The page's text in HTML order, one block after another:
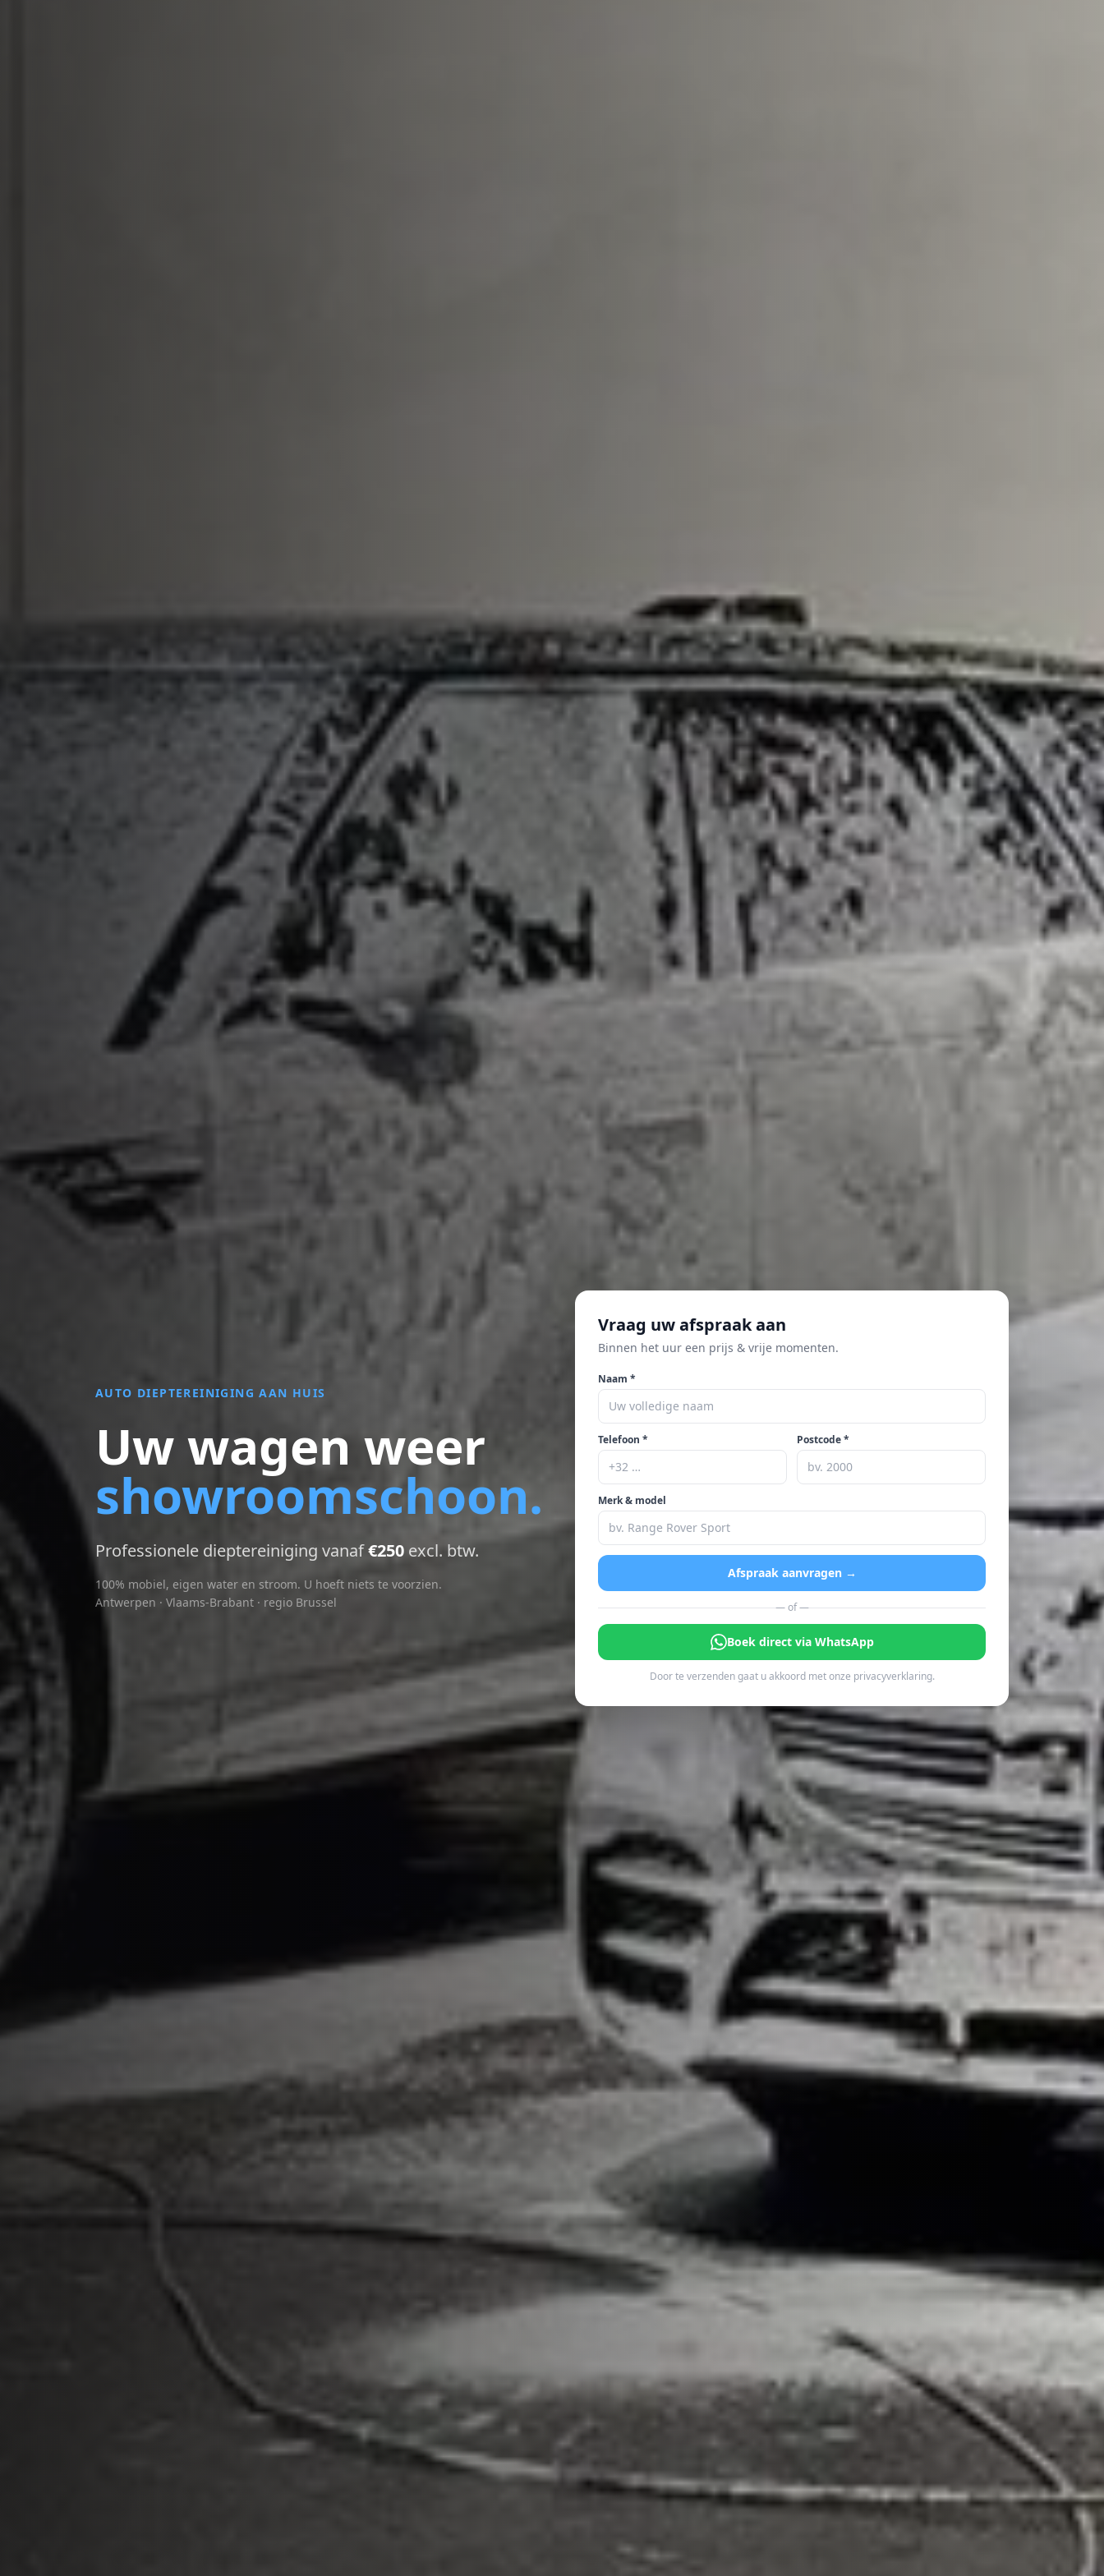
AUTO DIEPTEREINIGING AAN HUIS
Uw wagen weer
showroomschoon.
Professionele dieptereiniging vanaf€250 excl. btw.
100% mobiel, eigen water en stroom. U hoeft niets te voorzien.
Antwerpen · Vlaams-Brabant · regio Brussel
Vraag uw afspraak aan
Binnen het uur een prijs & vrije momenten.
Naam *
Telefoon * Postcode *
Merk & model
Afspraak aanvragen →
— of —
Boek direct via WhatsApp
Door te verzenden gaat u akkoord met onze privacyverklaring.